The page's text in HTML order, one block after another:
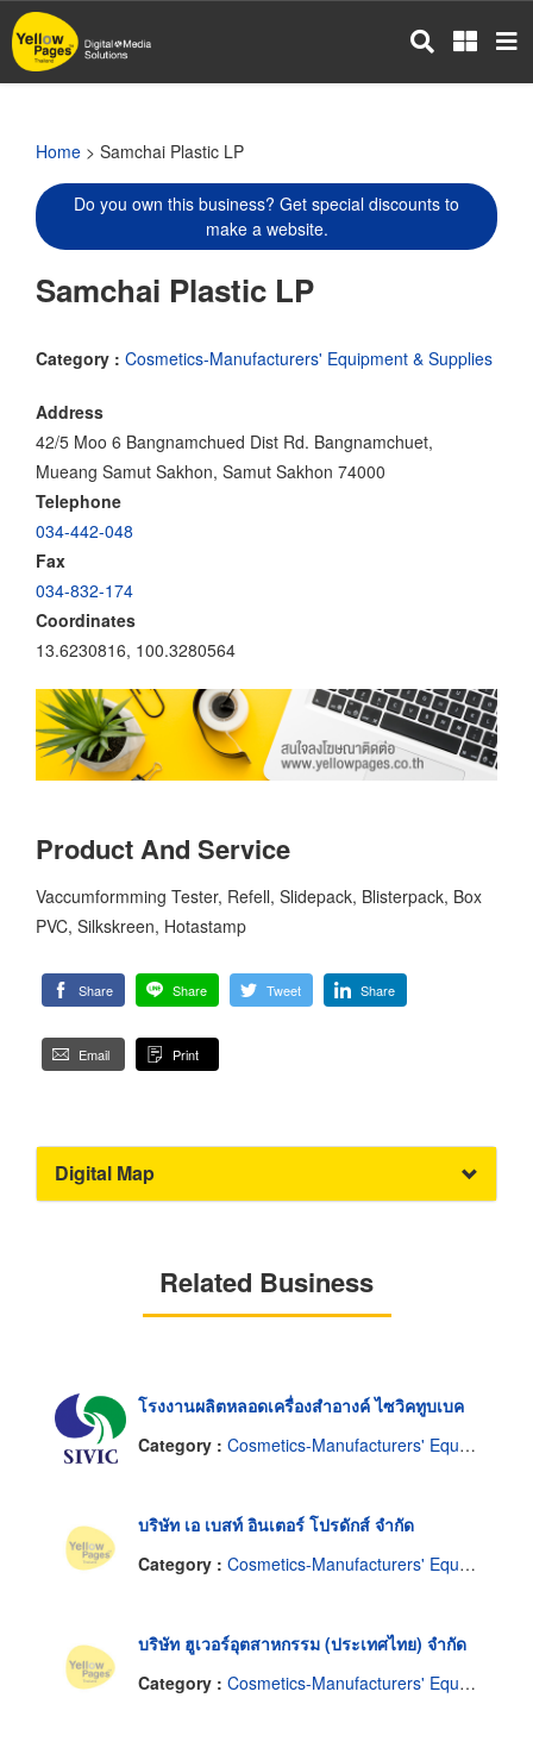
Skip
to
main
Home > Samchai Plastic LP
Do you own this business? Get special discounts to
make a website.
Samchai Plastic LP
Category : Cosmetics-Manufacturers' Equipment & Supplies
Address
42/5 Moo 6 Bangnamchued Dist Rd. Bangnamchuet,
Mueang Samut Sakhon, Samut Sakhon 74000
Telephone
034-442-048
Fax
034-832-174
Coordinates
13.6230816, 100.3280564
Product And Service
Vaccumformming Tester, Refell, Slidepack, Blisterpack, Box
PVC, Silkskreen, Hotastamp
Share Share Tweet Share
Email Print
Digital Map
Related Business
โรงงานผลิตหลอดเครื่องสำอางค์ ไซวิคทูบเบค
Category : Cosmetics-Manufacturers' Equipment & Supplies
บริษัท เอ เบสท์ อินเตอร์ โปรดักส์ จำกัด
Category : Cosmetics-Manufacturers' Equipment & Supplies
บริษัท ฮูเวอร์อุตสาหกรรม (ประเทศไทย) จำกัด
Category : Cosmetics-Manufacturers' Equipment & Supplies